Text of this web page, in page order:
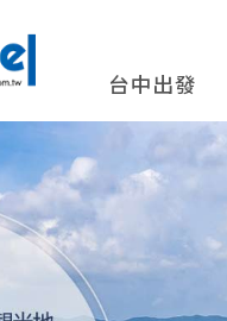
台中出發